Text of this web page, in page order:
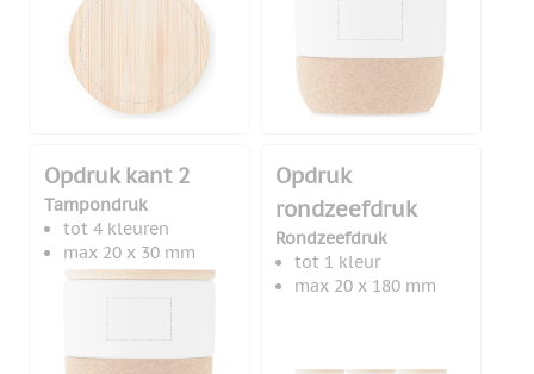
Opdruk kant 2
Tampondruk
tot 4 kleuren
max 20 x 30 mm
Opdruk
rondzeefdruk
Rondzeefdruk
tot 1 kleur
max 20 x 180 mm